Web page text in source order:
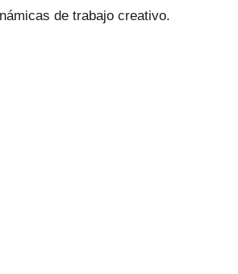
de trabajo creativo.